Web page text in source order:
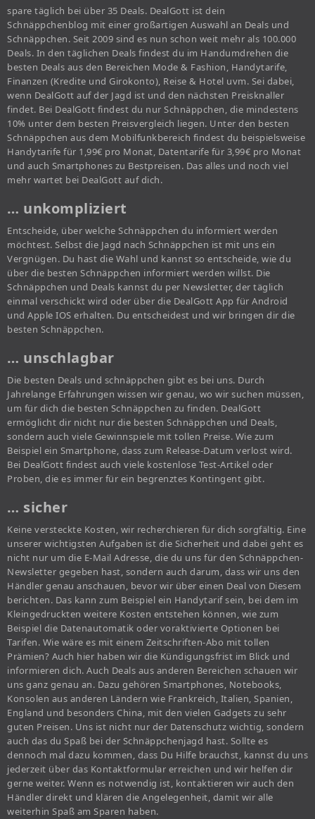
spare täglich bei über 35 Deals. DealGott ist dein
Schnäppchenblog mit einer großartigen Auswahl an Deals und
Schnäppchen. Seit 2009 sind es nun schon weit mehr als 100.000
Deals. In den täglichen Deals findest du im Handumdrehen die
besten Deals aus den Bereichen Mode & Fashion, Handytarife,
Finanzen (Kredite und Girokonto), Reise & Hotel uvm. Sei dabei,
wenn DealGott auf der Jagd ist und den nächsten Preisknaller
findet. Bei DealGott findest du nur Schnäppchen, die mindestens
10% unter dem besten Preisvergleich liegen. Unter den besten
Schnäppchen aus dem Mobilfunkbereich findest du beispielsweise
Handytarife für 1,99€ pro Monat, Datentarife für 3,99€ pro Monat
und auch Smartphones zu Bestpreisen. Das alles und noch viel
mehr wartet bei DealGott auf dich.
… unkompliziert
Entscheide, über welche Schnäppchen du informiert werden
möchtest. Selbst die Jagd nach Schnäppchen ist mit uns ein
Vergnügen. Du hast die Wahl und kannst so entscheide, wie du
über die besten Schnäppchen informiert werden willst. Die
Schnäppchen und Deals kannst du per Newsletter, der täglich
einmal verschickt wird oder über die DealGott App für Android
und Apple IOS erhalten. Du entscheidest und wir bringen dir die
besten Schnäppchen.
… unschlagbar
Die besten Deals und schnäppchen gibt es bei uns. Durch
Jahrelange Erfahrungen wissen wir genau, wo wir suchen müssen,
um für dich die besten Schnäppchen zu finden. DealGott
ermöglicht dir nicht nur die besten Schnäppchen und Deals,
sondern auch viele Gewinnspiele mit tollen Preise. Wie zum
Beispiel ein Smartphone, dass zum Release-Datum verlost wird.
Bei DealGott findest auch viele kostenlose Test-Artikel oder
Proben, die es immer für ein begrenztes Kontingent gibt.
… sicher
Keine versteckte Kosten, wir recherchieren für dich sorgfältig. Eine
unserer wichtigsten Aufgaben ist die Sicherheit und dabei geht es
nicht nur um die E-Mail Adresse, die du uns für den Schnäppchen-
Newsletter gegeben hast, sondern auch darum, dass wir uns den
Händler genau anschauen, bevor wir über einen Deal von Diesem
berichten. Das kann zum Beispiel ein Handytarif sein, bei dem im
Kleingedruckten weitere Kosten entstehen können, wie zum
Beispiel die Datenautomatik oder voraktivierte Optionen bei
Tarifen. Wie wäre es mit einem Zeitschriften-Abo mit tollen
Prämien? Auch hier haben wir die Kündigungsfrist im Blick und
informieren dich. Auch Deals aus anderen Bereichen schauen wir
uns ganz genau an. Dazu gehören Smartphones, Notebooks,
Konsolen aus anderen Ländern wie Frankreich, Italien, Spanien,
England und besonders China, mit den vielen Gadgets zu sehr
guten Preisen. Uns ist nicht nur der Datenschutz wichtig, sondern
auch das du Spaß bei der Schnäppchenjagd hast. Sollte es
dennoch mal dazu kommen, dass Du Hilfe brauchst, kannst du uns
jederzeit über das Kontaktformular erreichen und wir helfen dir
gerne weiter. Wenn es notwendig ist, kontaktieren wir auch den
Händler direkt und klären die Angelegenheit, damit wir alle
weiterhin Spaß am Sparen haben.